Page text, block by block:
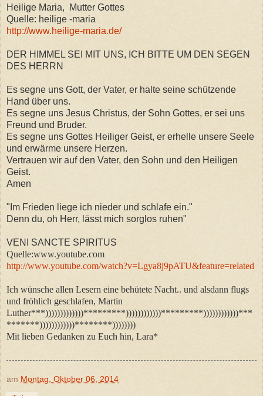
Heilige Maria, Mutter Gottes
Quelle: heilige -maria
http://www.heilige-maria.de/
DER HIMMEL SEI MIT UNS, ICH BITTE UM DEN SEGEN
DES HERRN
Es segne uns Gott, der Vater, er halte seine schützende
Hand über uns.
Es segne uns Jesus Christus, der Sohn Gottes, er sei uns
Freund und Bruder.
Es segne uns Gottes Heiliger Geist, er erhelle unsere Seele
und erwärme unsere Herzen.
Vertrauen wir auf den Vater, den Sohn und den Heiligen
Geist.
Amen
"Im Frieden liege ich nieder und schlafe ein."
Denn du, oh Herr, lässt mich sorglos ruhen"
VENI SANCTE SPIRITUS
Quelle:www.youtube.com
http://www.youtube.com/watch?v=Lgya8j9pATU&feature=related
Ich wünsche allen Lesern eine behütete Nacht.. und alsdann flugs
und fröhlich geschlafen, Martin
Luther***)))))))))))))*********))))))))))))*********))))))))))))***
*******))))))))))))********))))))))
Mit lieben Gedanken zu Euch hin, Lara*
am Montag, Oktober 06, 2014